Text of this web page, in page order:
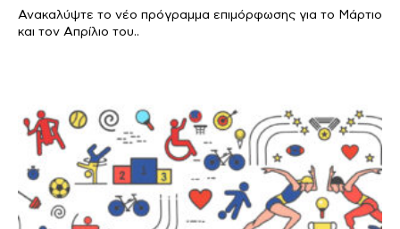
Ανακαλύψτε το νέο πρόγραμμα επιμόρφωσης για το Μάρτιο
και τον Απρίλιο του..